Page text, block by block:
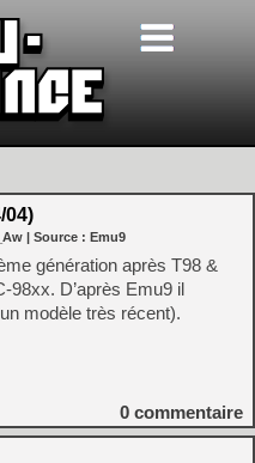
04)
| Source : Emu9
génération après T98 &
98xx. D’après Emu9 il
modèle très récent).
0 commentaire